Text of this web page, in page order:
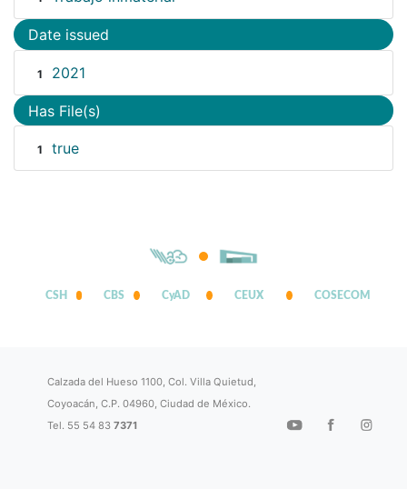
Date issued
1 2021
Has File(s)
1 true
CSH CBS CyAD CEUX COSECOM
Calzada del Hueso 1100, Col. Villa Quietud,
Coyoacán, C.P. 04960, Ciudad de México.
Tel. 55 54 837371